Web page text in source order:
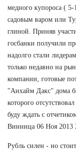
медного купороса (
садовым варом или
глиной. Приняв
госбанки получили
надолго стали
только недавно на
компании, готовые
"Анхайм Дакс" дома
которого
буду ждать с
Винница 06 Ноя 2013
Рубль силен - но